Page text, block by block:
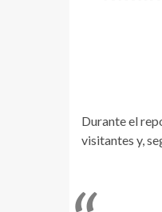
Durante el
visitantes y,